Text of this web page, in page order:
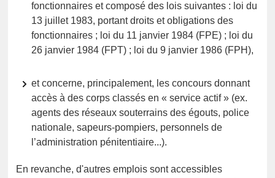
fonctionnaires et composé des lois suivantes : loi du
13 juillet 1983, portant droits et obligations des
fonctionnaires ; loi du 11 janvier 1984 (FPE) ; loi du
26 janvier 1984 (FPT) ; loi du 9 janvier 1986 (FPH),
et concerne, principalement, les concours donnant
accès à des corps classés en « service actif » (ex.
agents des réseaux souterrains des égouts, police
nationale, sapeurs-pompiers, personnels de
l’administration pénitentiaire...).
En revanche, d'autres emplois sont accessibles